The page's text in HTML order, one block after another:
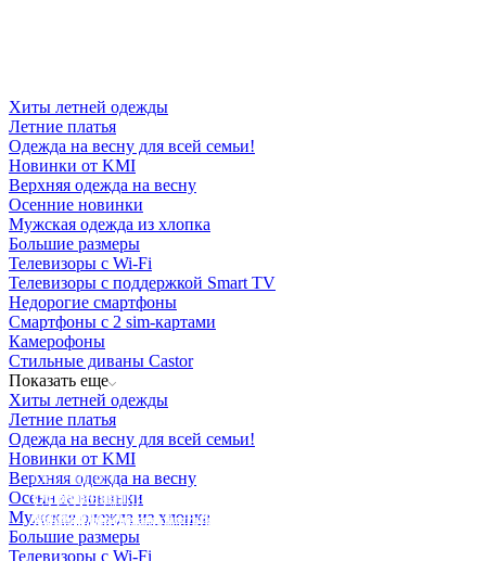
Хиты летней одежды
Летние платья
Одежда на весну для всей семьи!
Новинки от KMI
Верхняя одежда на весну
Осенние новинки
Мужская одежда из хлопка
Большие размеры
Телевизоры с Wi-Fi
Телевизоры с поддержкой Smart TV
Недорогие смартфоны
Смартфоны с 2 sim-картами
Камерофоны
Стильные диваны Castor
Показать еще
Хиты летней одежды
Летние платья
Одежда на весну для всей семьи!
Новинки от KMI
Верхняя одежда на весну
Осенние новинки
Мужская одежда из хлопка
Большие размеры
Телевизоры с Wi-Fi
Освещение
Здания префектуры ТиНАО
Освещение
Калужский завод путевых машин и гидроприводов
Освещение
СТРОИТЕЛЬНЫЙ ГИПЕРМАРКЕТ «ЛЕРУА
МЕРЛЕН»
Освещение
Железнодорожный вокзал Арзамас-1